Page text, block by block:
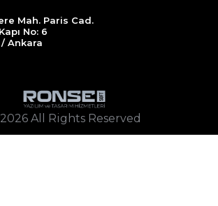
Mah. Paris Cad.
No: 6
Ankara
2026 All Rights Reserved